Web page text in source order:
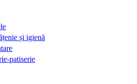
și igienă
patiserie